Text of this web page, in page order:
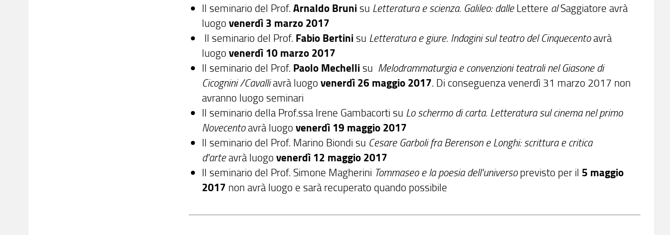
Il seminario del Prof. Arnaldo Bruni su Letteratura e scienza. Galileo: dalleLettere alSaggiatore avrà
luogovenerdì 3 marzo 2017
Il seminario del Prof. Fabio Bertini su Letteratura e giure. Indagini sul teatro del Cinquecentoavrà
luogovenerdì 10 marzo 2017
Il seminario del Prof. Paolo Mechelli su Melodrammaturgia e convenzioni teatrali nel Giasone di
Cicognini /Cavalliavrà luogovenerdì 26 maggio 2017. Di conseguenza venerdì 31 marzo 2017 non
avranno luogo seminari
Il seminario della Prof.ssa Irene Gambacorti su Lo schermo di carta. Letteratura sul cinema nel primo
Novecentoavrà luogovenerdì 19 maggio 2017
Il seminario del Prof. Marino Biondi su Cesare Garboli fra Berenson e Longhi: scrittura e critica
d'arteavrà luogovenerdì 12 maggio 2017
Il seminario del Prof. Simone Magherini Tommaseo e la poesia dell'universoprevisto per il 5 maggio
2017 non avrà luogo e sarà recuperato quando possibile